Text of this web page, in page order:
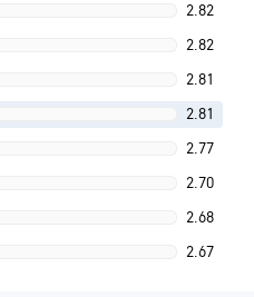
2.82
2.82
2.81
2.81
2.77
2.70
2.68
2.67